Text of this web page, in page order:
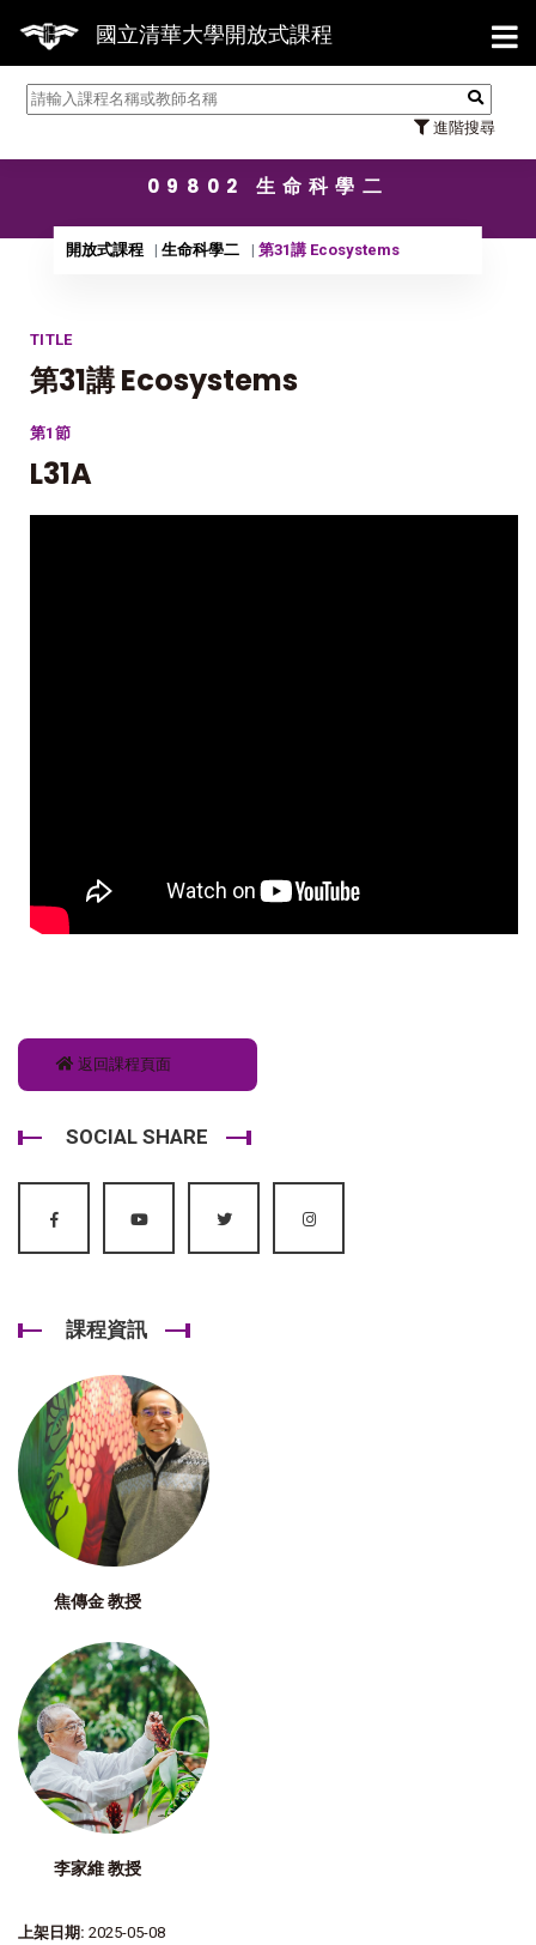
國立清華大學開放式課程
進階搜尋
【
09802 生命科學二
開放式課程 生命科學二 第31講 Ecosystems
TITLE
第31講 Ecosystems
第1節
L31A
返回課程頁面
SOCIAL SHARE
課程資訊
焦傳金 教授
李家維 教授
上架日期: 2025-05-08